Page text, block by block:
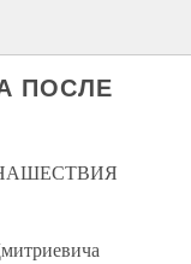
ПОСЛЕ